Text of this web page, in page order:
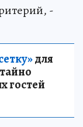
-
для
гостей